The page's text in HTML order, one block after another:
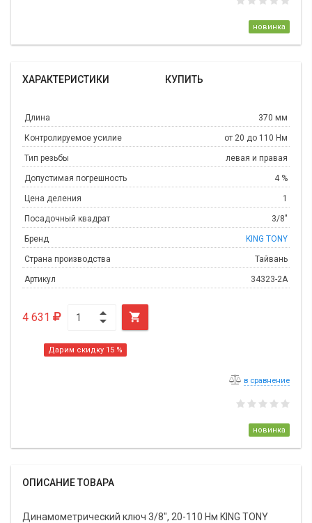
новинка
ХАРАКТЕРИСТИКИ КУПИТЬ
Длина 370 мм
Контролируемое усилие от 20 до 110 Нм
Тип резьбы левая и правая
Допустимая погрешность 4 %
Цена деления 1
Посадочный квадрат 3/8"
Бренд KING TONY
Страна производства Тайвань
Артикул 34323-2A
4 631 
Дарим скидку 15 %
в сравнение
новинка
ОПИСАНИЕ ТОВАРА
Динамометрический ключ 3/8", 20-110 Нм KING TONY